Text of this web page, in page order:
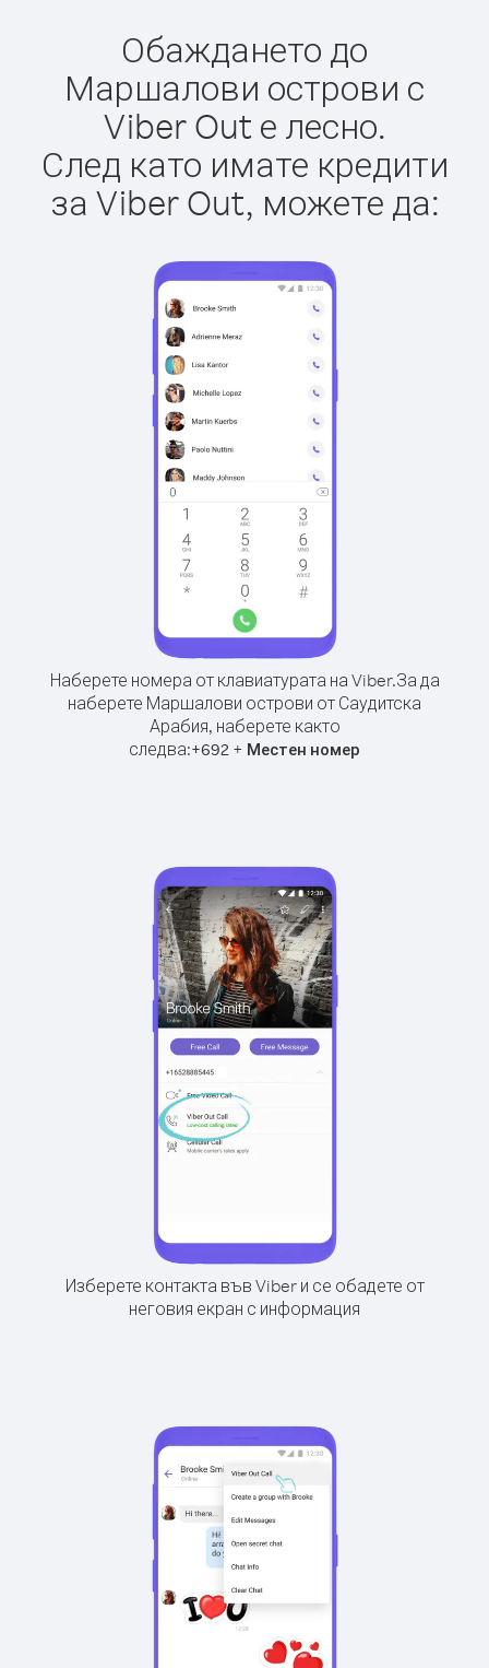
Обаждането до
Маршалови острови с
Viber Out е лесно.
След като имате кредити
за Viber Out, можете да:
Наберете номера от клавиатурата на Viber.За да
наберете Маршалови острови от Саудитска
Арабия, наберете както
следва:+692 + Местен номер
Изберете контакта във Viber и се обадете от
неговия екран с информация